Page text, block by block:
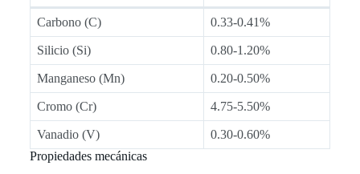
Carbono (C) 0.33-0.41%
Silicio (Si) 0.80-1.20%
Manganeso (Mn) 0.20-0.50%
Cromo (Cr) 4.75-5.50%
Vanadio (V)
0.30-0.60%
Propiedades mecánicas